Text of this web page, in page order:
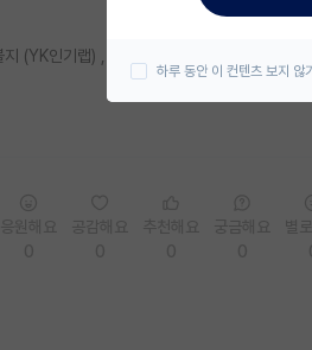
(YK인기랩) , 아니면 눈을 낮춰 아무 랩이나
하루 동안 이 컨텐츠 보지 않기